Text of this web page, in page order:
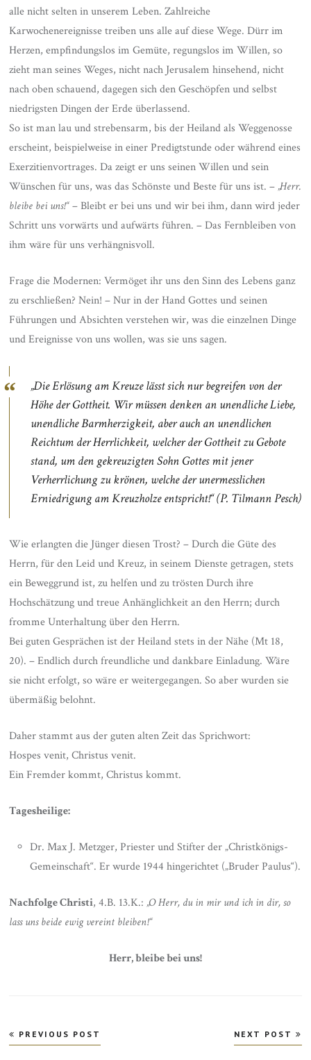
alle nicht selten in unserem Leben. Zahlreiche
Karwochenereignisse treiben uns alle auf diese Wege. Dürr im
Herzen, empfindungslos im Gemüte, regungslos im Willen, so
zieht man seines Weges, nicht nach Jerusalem hinsehend, nicht
nach oben schauend, dagegen sich den Geschöpfen und selbst
niedrigsten Dingen der Erde überlassend.
So ist man lau und strebensarm, bis der Heiland als Weggenosse
erscheint, beispielweise in einer Predigtstunde oder während eines
Exerzitienvortrages. Da zeigt er uns seinen Willen und sein
Wünschen für uns, was das Schönste und Beste für uns ist. –„Herr.
bleibe bei uns!“– Bleibt er bei uns und wir bei ihm, dann wird jeder
Schritt uns vorwärts und aufwärts führen. – Das Fernbleiben von
ihm wäre für uns verhängnisvoll.
Frage die Modernen: Vermöget ihr uns den Sinn des Lebens ganz
zu erschließen? Nein! – Nur in der Hand Gottes und seinen
Führungen und Absichten verstehen wir, was die einzelnen Dinge
und Ereignisse von uns wollen, was sie uns sagen.
„Die Erlösung am Kreuze lässt sich nur begreifen von der
Höhe der Gottheit. Wir müssen denken an unendliche Liebe,
unendliche Barmherzigkeit, aber auch an unendlichen
Reichtum der Herrlichkeit, welcher der Gottheit zu Gebote
stand, um den gekreuzigten Sohn Gottes mit jener
Verherrlichung zu krönen, welche der unermesslichen
Erniedrigung am Kreuzholze entspricht!“(P. Tilmann Pesch)
Wie erlangten die Jünger diesen Trost? – Durch die Güte des
Herrn, für den Leid und Kreuz, in seinem Dienste getragen, stets
ein Beweggrund ist, zu helfen und zu trösten Durch ihre
Hochschätzung und treue Anhänglichkeit an den Herrn; durch
fromme Unterhaltung über den Herrn.
Bei guten Gesprächen ist der Heiland stets in der Nähe (Mt 18,
20). – Endlich durch freundliche und dankbare Einladung. Wäre
sie nicht erfolgt, so wäre er weitergegangen. So aber wurden sie
übermäßig belohnt.
Daher stammt aus der guten alten Zeit das Sprichwort:
Hospes venit, Christus venit.
Ein Fremder kommt, Christus kommt.
Tagesheilige:
Dr. Max J. Metzger, Priester und Stifter der „Christkönigs-
Gemeinschaft“. Er wurde 1944 hingerichtet („Bruder Paulus“).
Nachfolge Christi, 4.B. 13.K.:„O Herr, du in mir und ich in dir, so
lass uns beide ewig vereint bleiben!“
Herr, bleibe bei uns!
Beitragsnavigation
PREVIOUS POST NEXT POST